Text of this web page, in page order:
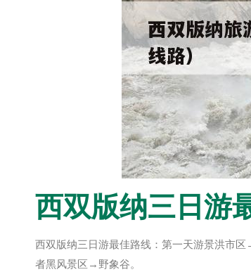
西双版纳三日游
西双版纳三日游最佳路线：第一天游景洪市
者黑风景区→野象谷。